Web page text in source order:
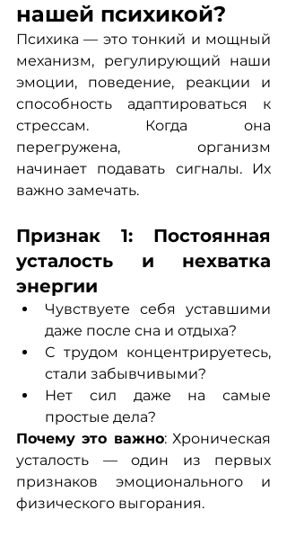
нашей психикой?
Психика — это тонкий и мощный
механизм, регулирующий наши
эмоции, поведение, реакции и
способность адаптироваться к
стрессам. Когда она
перегружена, организм
начинает подавать сигналы. Их
важно замечать.
Признак 1: Постоянная
усталость и нехватка
энергии
Чувствуете себя уставшими
даже после сна и отдыха?
С трудом концентрируетесь,
стали забывчивыми?
Нет сил даже на самые
простые дела?
Почему это важно: Хроническая
усталость — один из первых
признаков эмоционального и
физического выгорания.